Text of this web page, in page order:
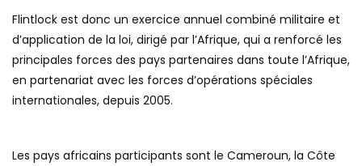
Flintlock est donc un exercice annuel combiné militaire et
d’application de la loi, dirigé par l’Afrique, qui a renforcé les
principales forces des pays partenaires dans toute l’Afrique,
en partenariat avec les forces d’opérations spéciales
internationales, depuis 2005.
Les pays africains participants sont le Cameroun, la Côte